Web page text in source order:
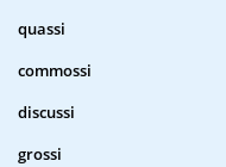
quassi
commossi
discussi
grossi